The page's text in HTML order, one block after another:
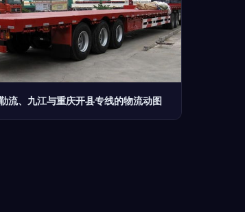
流、九江与重庆开县专线的物流动图